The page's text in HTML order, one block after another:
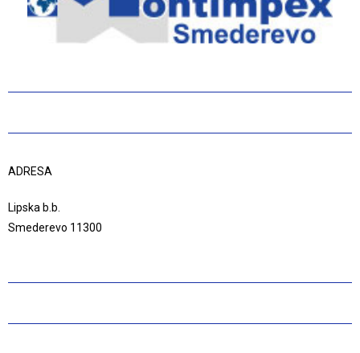
ADRESA
Lipska b.b.
Smederevo 11300